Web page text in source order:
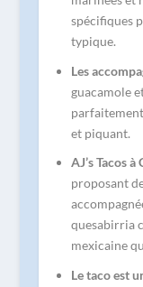
spécifiques
typique.
Les
guacamole
et piquant.
AJ’s Tacos
proposant
quesabirria
mexicaine
Le taco est